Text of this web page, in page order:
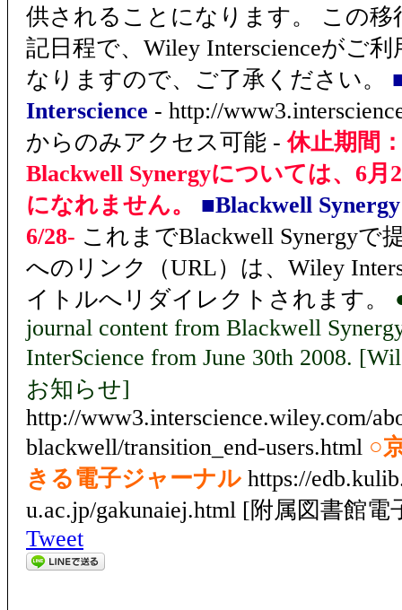
供されることになります。 この移
記日程で、Wiley Interscienceがご
なりますので、ご了承ください。
Interscience - http://
からのみアクセス可能 -休止期間
Blackwell Synergyについては、6月
になれません。
■Blackwell Synergy
6/28- これまでBlackwell Synergyで
へのリンク（URL）は、Wiley
イトルへリダイレクトされます。
journal content from Blackwell
InterScience from June 30th 2008.
お知らせ]
http://www3.interscience.wiley.com/
blackwell/transition_end-users.html ○
きる電子ジャーナル https://
u.ac.jp/gakunaiej.html [附属図書館電
Tweet